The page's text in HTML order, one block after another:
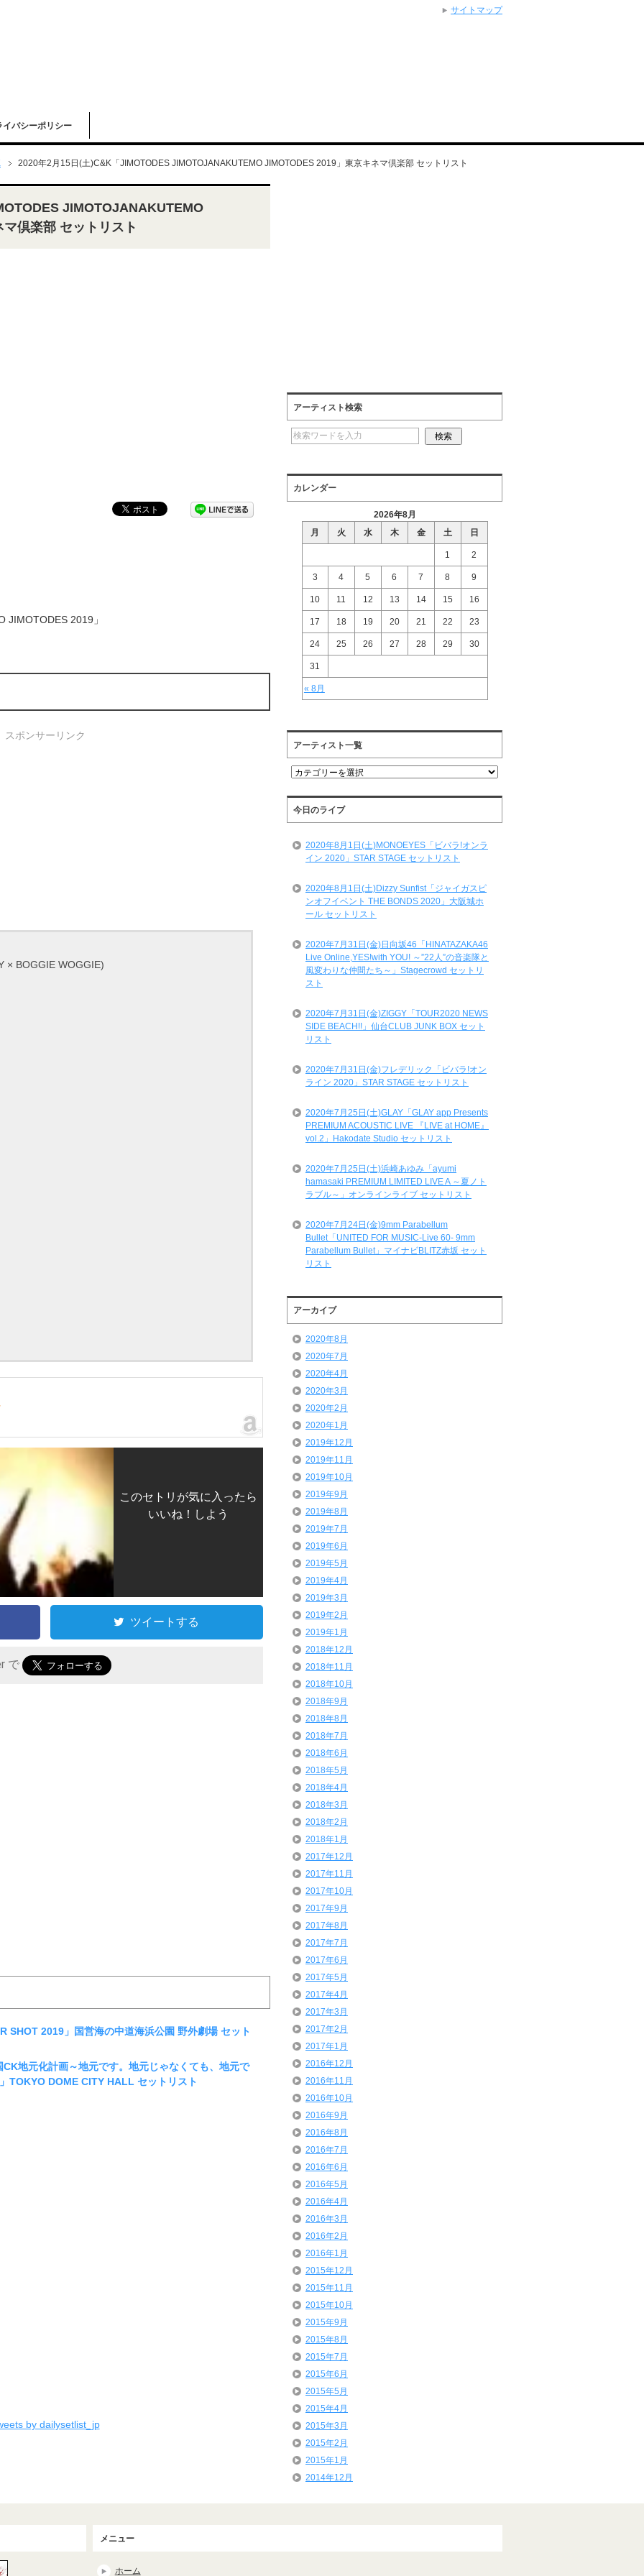
イバシーポリシー
2020年2月15日(土)C&K「JIMOTODES JIMOTOJANAKUTEMO JIMOTODES 2019」東京キネマ倶楽部 セットリスト
JIMOTOJANAKUTEMO
倶楽部 セットリスト
JIMOTODES 2019」
スポンサーリンク
× BOGGIE WOGGIE)
このセトリが気に入ったら
いいね！しよう
ツイートする
で
SHOT 2019」国営海の中道海浜公園 野外劇場 セット
地元化計画～地元です。地元じゃなくても、地元で
TOKYO DOME CITY HALL セットリスト
by dailysetlist_jp
アーティスト検索
カレンダー
2026年8月
月
火 水 木 金 土 日
« 8月
1 2
3 4 5 6 7 8 9
10 11 12 13 14 15 16
17 18 19 20 21 22 23
24 25 26 27 28 29 30
31
アーティスト一覧
ア
テ
ィ
ス
一
今日のライブ
2020年8月1日(土)MONOEYES「ビバラ!オンラ
イン 2020」STAR STAGE セットリスト
2020年8月1日(土)Dizzy Sunfist「ジャイガスピ
ンオフイベント THE BONDS 2020」大阪城ホ
ール セットリスト
2020年7月31日(金)日向坂46「HINATAZAKA46
Live Online,YES!with YOU! ～”22人”の音楽隊と
風変わりな仲間たち～」Stagecrowd セットリ
スト
2020年7月31日(金)ZIGGY「TOUR2020 NEWS
SIDE BEACH!!」仙台CLUB JUNK BOX セット
リスト
2020年7月31日(金)フレデリック「ビバラ!オン
ライン 2020」STAR STAGE セットリスト
2020年7月25日(土)GLAY「GLAY app Presents
PREMIUM ACOUSTIC LIVE 『LIVE at HOME』
vol.2」Hakodate Studio セットリスト
2020年7月25日(土)浜崎あゆみ「ayumi
hamasaki PREMIUM LIMITED LIVE A ～夏ノト
ラブル～」オンラインライブ セットリスト
2020年7月24日(金)9mm Parabellum
Bullet「UNITED FOR MUSIC-Live 60- 9mm
Parabellum Bullet」マイナビBLITZ赤坂 セット
リスト
アーカイブ
2020年8月
2020年7月
2020年4月
2020年3月
2020年2月
2020年1月
2019年12月
2019年11月
2019年10月
2019年9月
2019年8月
2019年7月
2019年6月
2019年5月
2019年4月
2019年3月
2019年2月
2019年1月
2018年12月
2018年11月
2018年10月
2018年9月
2018年8月
2018年7月
2018年6月
2018年5月
2018年4月
2018年3月
2018年2月
2018年1月
2017年12月
2017年11月
2017年10月
2017年9月
2017年8月
2017年7月
2017年6月
2017年5月
2017年4月
2017年3月
2017年2月
2017年1月
2016年12月
2016年11月
2016年10月
2016年9月
2016年8月
2016年7月
2016年6月
2016年5月
2016年4月
2016年3月
2016年2月
2016年1月
2015年12月
2015年11月
2015年10月
2015年9月
2015年8月
2015年7月
2015年6月
2015年5月
2015年4月
2015年3月
2015年2月
2015年1月
2014年12月
メニュー
ホーム
サイトマップ